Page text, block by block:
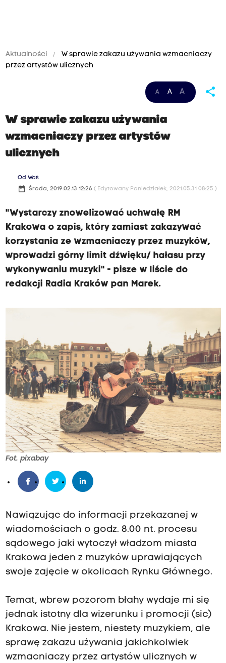
Aktualności
W sprawie zakazu używania wzmacniaczy
przez artystów ulicznych
A A A share
W sprawie zakazu używania
wzmacniaczy przez artystów
ulicznych
Od Was
date_range Środa, 2019.02.13 12:26 ( Edytowany Poniedziałek, 2021.05.31 08:25 )
"Wystarczy znowelizować uchwałę RM
Krakowa o zapis, który zamiast zakazywać
korzystania ze wzmacniaczy przez muzyków,
wprowadzi górny limit dźwięku/ hałasu przy
wykonywaniu muzyki" - pisze w liście do
redakcji Radia Kraków pan Marek.
Fot. pixabay
Nawiązując do informacji przekazanej w
wiadomościach o godz. 8.00 nt. procesu
sądowego jaki wytoczył władzom miasta
Krakowa jeden z muzyków uprawiających
swoje zajęcie w okolicach Rynku Głównego.
Temat, wbrew pozorom błahy wydaje mi się
jednak istotny dla wizerunku i promocji (sic)
Krakowa. Nie jestem, niestety muzykiem, ale
sprawę zakazu używania jakichkolwiek
wzmacniaczy przez artystów ulicznych w